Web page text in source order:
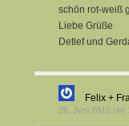
schön rot-weiß
Liebe Grüße
Detlef und
Felix +
26. Juni 2012 um